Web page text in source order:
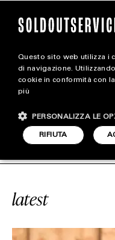
#FW25
latest
Questo sito web utilizza i
di navigazione.
cookie in conformità con
più
RIFIUTA
PERSONALIZZA LE